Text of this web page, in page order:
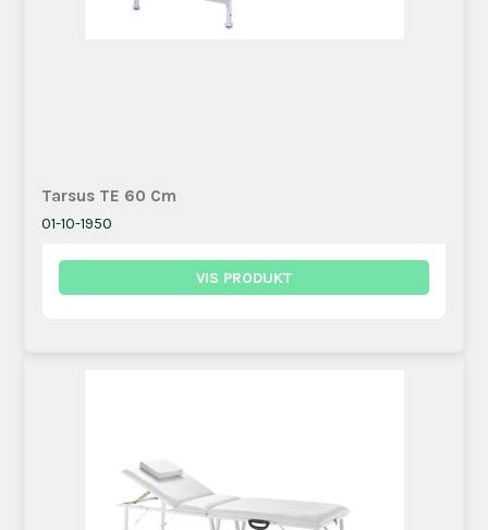
Tarsus TE 60 Cm
01-10-1950
VIS PRODUKT